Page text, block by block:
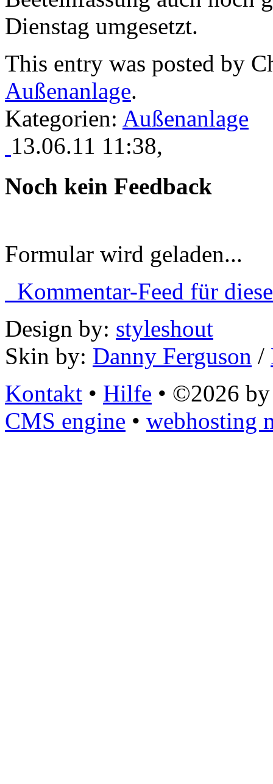
Dienstag umgesetzt.
This entry was posted by
Außenanlage.
Kategorien: Außenanlage
13.06.11 11:38,
Noch kein Feedback
Formular wird geladen...
Kommentar-Feed für
Design by: styleshout
Skin by: Danny Ferguson /
Kontakt • Hilfe • ©2026
CMS engine • webhosting